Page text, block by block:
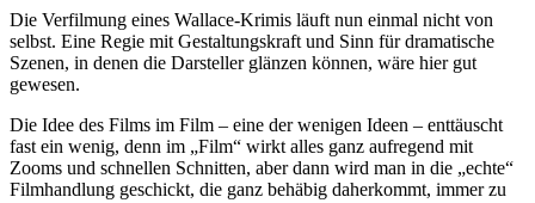
Die Verfilmung eines Wallace-Krimis läuft nun einmal nicht von
selbst. Eine Regie mit Gestaltungskraft und Sinn für dramatische
Szenen, in denen die Darsteller glänzen können, wäre hier gut
gewesen.
Die Idee des Films im Film – eine der wenigen Ideen – enttäuscht
fast ein wenig, denn im „Film“ wirkt alles ganz aufregend mit
Zooms und schnellen Schnitten, aber dann wird man in die „echte“
Filmhandlung geschickt, die ganz behäbig daherkommt, immer zu